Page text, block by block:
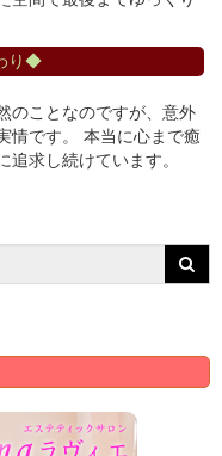
り◆
のことなのですが、意外
情です。 本当に心まで癒
求し続けています。